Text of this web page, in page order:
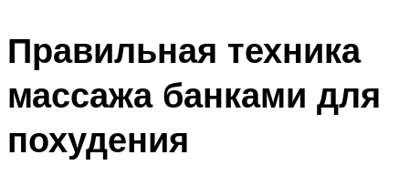
Правильная техника
массажа банками для
похудения